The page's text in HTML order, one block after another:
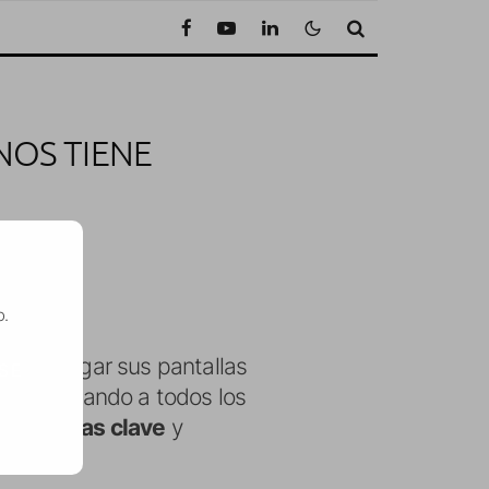
TIENE
y rejugar sus pantallas
controlando a todos los
jugadas clave y